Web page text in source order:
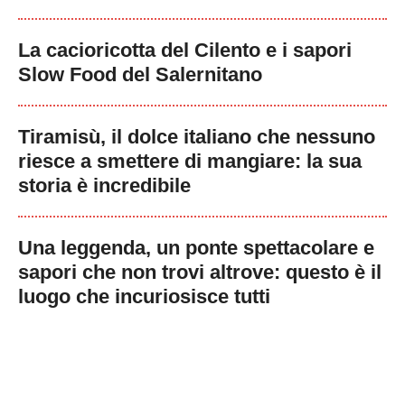
La cacioricotta del Cilento e i sapori
Slow Food del Salernitano
Tiramisù, il dolce italiano che nessuno
riesce a smettere di mangiare: la sua
storia è incredibile
Una leggenda, un ponte spettacolare e
sapori che non trovi altrove: questo è il
luogo che incuriosisce tutti